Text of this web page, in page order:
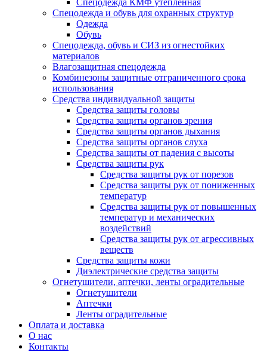
Спецодежда КМФ утепленная
Спецодежда и обувь для охранных структур
Одежда
Обувь
Спецодежда, обувь и СИЗ из огнестойких
материалов
Влагозащитная спецодежда
Комбинезоны защитные отграниченного срока
использования
Средства индивидуальной защиты
Средства защиты головы
Средства защиты органов зрения
Средства защиты органов дыхания
Средства защиты органов слуха
Средства защиты от падения с высоты
Средства защиты рук
Средства защиты рук от порезов
Средства защиты рук от пониженных
температур
Средства защиты рук от повышенных
температур и механических
воздействий
Средства защиты рук от агрессивных
веществ
Средства защиты кожи
Диэлектрические средства защиты
Огнетушители, аптечки, ленты оградительные
Огнетушители
Аптечки
Ленты оградительные
Оплата и доставка
О нас
Контакты